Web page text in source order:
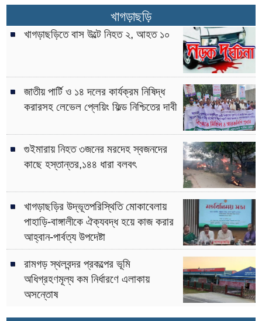
খাগড়াছড়ি
খাগড়াছড়িতে বাস উল্টে নিহত ২, আহত ১০
জাতীয় পার্টি ও ১৪ দলের কার্যক্রম নিষিদ্ধ
করারসহ লেভেল প্লেয়িং ফিল্ড নিশ্চিতের দাবী
গুইমারায় নিহত ৩জনের মরদেহ স্বজনদের
কাছে হস্তান্তর,১৪৪ ধারা বলবৎ
খাগড়াছড়ির উদ্ভূতপরিস্থিতি মোকাবেলায়
পাহাড়ি-বাঙ্গালীকে ঐক্যবদ্ধ হয়ে কাজ করার
আহ্বান-পার্বত্য উপদেষ্টা
রামগড় স্থলবন্দর প্রকল্পের ভূমি
অধিগ্রহণমূল্য কম নির্ধারণে এলাকায়
অসন্তোষ